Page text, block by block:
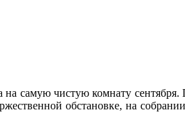
самую чистую комнату
обстановке, на